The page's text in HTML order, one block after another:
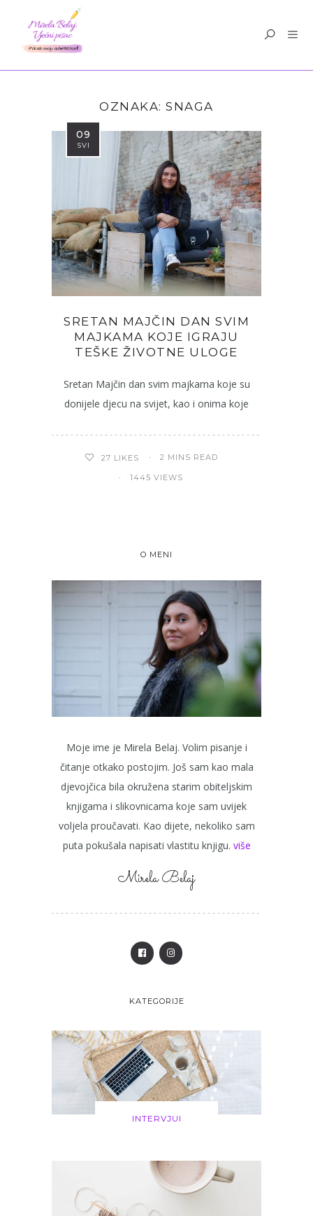
OZNAKA:SNAGA
09
SVI
SRETAN MAJČIN DAN SVIM
MAJKAMA KOJE IGRAJU
TEŠKE ŽIVOTNE ULOGE
Sretan Majčin dan svim majkama koje su
donijele djecu na svijet, kao i onima koje
27 LIKES 2 MINS READ
1445 VIEWS
O MENI
Moje ime je Mirela Belaj. Volim pisanje i
čitanje otkako postojim. Još sam kao mala
djevojčica bila okružena starim obiteljskim
knjigama i slikovnicama koje sam uvijek
voljela proučavati. Kao dijete, nekoliko sam
puta pokušala napisati vlastitu knjigu. više
Mirela Belaj
KATEGORIJE
INTERVJUI